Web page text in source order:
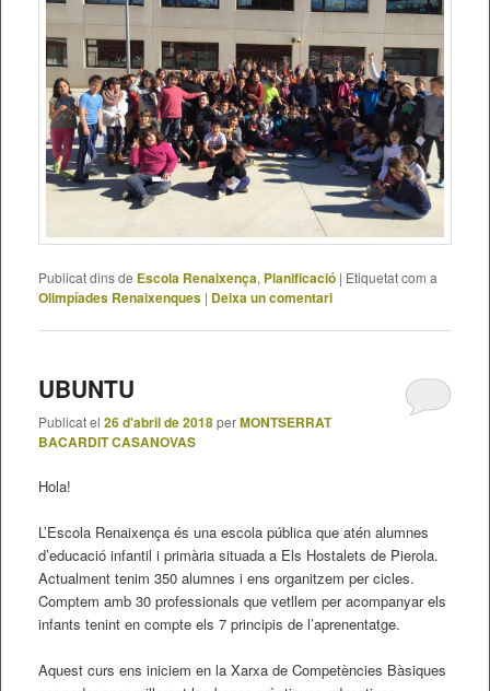
Publicat dins de Escola Renaixença, Planificació | Etiquetat com a
Olimpíades Renaixenques | Deixa un comentari
UBUNTU
Publicat el 26 d'abril de 2018perMONTSERRAT
BACARDIT CASANOVAS
Hola!
L’Escola Renaixença és una escola pública que atén alumnes
d’educació infantil i primària situada a Els Hostalets de Pierola.
Actualment tenim 350 alumnes i ens organitzem per cicles.
Comptem amb 30 professionals que vetllem per acompanyar els
infants tenint en compte els 7 principis de l’aprenentatge.
Aquest curs ens iniciem en la Xarxa de Competències Bàsiques